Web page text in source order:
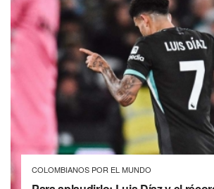
COLOMBIANOS POR EL MUNDO